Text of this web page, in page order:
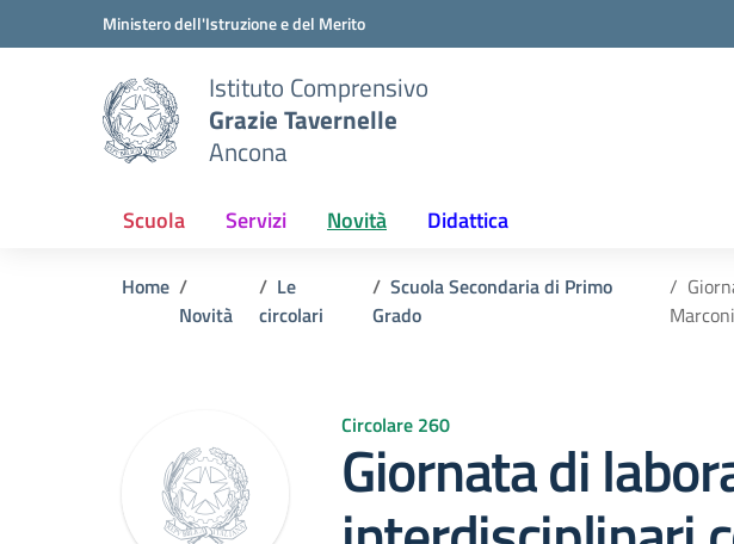
Vai ai contenuti
Vai al menu di navigazioneMinistero dell'Istruzione e del Merito
Istituto Comprensivo
Grazie Tavernelle
Ancona
Scuola Servizi Novità Didattica
Home
Novità
Le
circolari
Scuola Secondaria di Primo
Grado
Marconi
Circolare 260
Giornata di